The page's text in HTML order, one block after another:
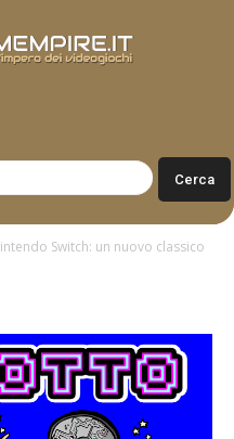
Switch: un nuovo classico